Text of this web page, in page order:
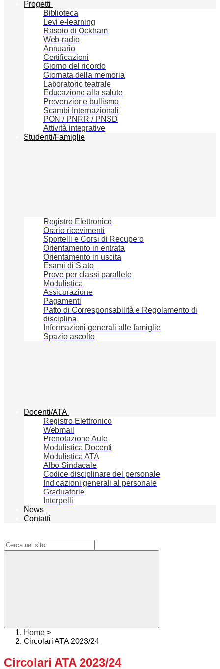
Progetti
Biblioteca
Levi e-learning
Rasoio di Ockham
Web-radio
Annuario
Certificazioni
Giorno del ricordo
Giornata della memoria
Laboratorio teatrale
Educazione alla salute
Prevenzione bullismo
Scambi Internazionali
PON / PNRR / PNSD
Attività integrative
Studenti/Famiglie
Registro Elettronico
Orario ricevimenti
Sportelli e Corsi di Recupero
Orientamento in entrata
Orientamento in uscita
Esami di Stato
Prove per classi parallele
Modulistica
Assicurazione
Pagamenti
Patto di Corresponsabilità e Regolamento di
disciplina
Informazioni generali alle famiglie
Spazio ascolto
Docenti/ATA
Registro Elettronico
Webmail
Prenotazione Aule
Modulistica Docenti
Modulistica ATA
Albo Sindacale
Codice disciplinare del personale
Indicazioni generali al personale
Graduatorie
Interpelli
News
Contatti
Home >
Circolari ATA 2023/24
Circolari ATA 2023/24